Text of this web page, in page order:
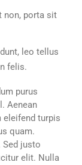
non, porta sit
leo tellus
felis.
purus
Aenean
eleifend turpis
quam.
justo
elit. Nulla